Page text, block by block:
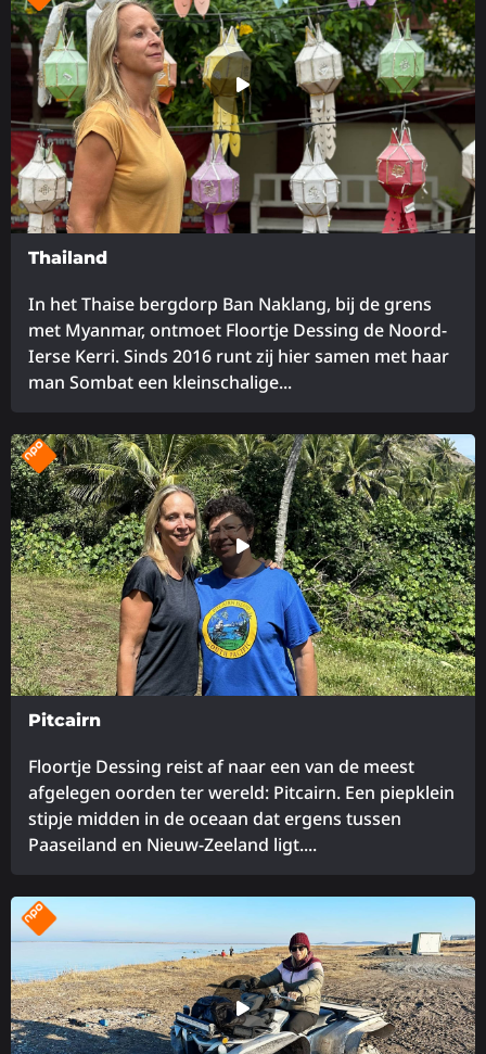
over
Thailand
In het Thaise bergdorp Ban Naklang, bij de grens
met Myanmar, ontmoet Floortje Dessing de Noord-
Ierse Kerri. Sinds 2016 runt zij hier samen met haar
man Sombat een kleinschalige...
meer
over
Pitcairn
Floortje Dessing reist af naar een van de meest
afgelegen oorden ter wereld: Pitcairn. Een piepklein
stipje midden in de oceaan dat ergens tussen
Paaseiland en Nieuw-Zeeland ligt....
meer
over